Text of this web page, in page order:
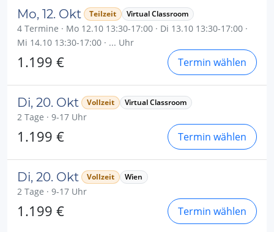
Mo, 12. Okt Teilzeit Virtual Classroom
4 Termine · Mo 12.10 13:30-17:00 · Di 13.10 13:30-17:00 ·
Mi 14.10 13:30-17:00 · ... Uhr
1.199 € Termin wählen
Di, 20. Okt Vollzeit Virtual Classroom
2 Tage · 9-17 Uhr
1.199 € Termin wählen
Di, 20. Okt Vollzeit Wien
2 Tage · 9-17 Uhr
1.199 € Termin wählen